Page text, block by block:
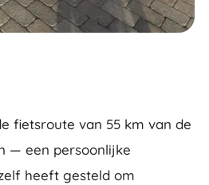
fietsroute van 55 km van de
— een persoonlijke
heeft gesteld om